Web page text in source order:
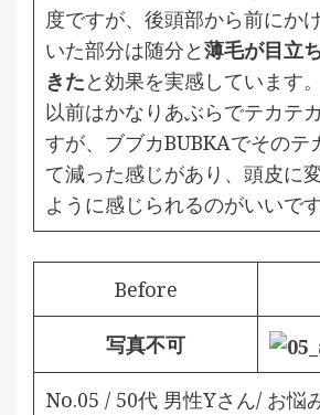
度ですが、後頭部から前にか
いた部分は随分と薄毛が目立
きたと効果を実感しています
以前はかなりあぶらでテカテ
すが、ブブカBUBKAでそのテ
て減った感じがあり、頭皮に
ように感じられるのがいいです
Before
写真不可
No.05 / 50代 男性Yさん/ お悩